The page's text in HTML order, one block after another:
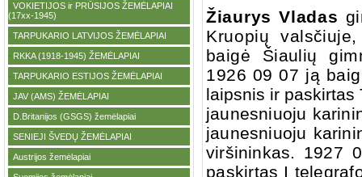
· VOKIETIJOS ir PRŪSIJOS ŽEMĖLAPIAI
(17xx-1945)
· TARPUKARIO LATVIJOS ŽEMĖLAPIAI
· RKKA (1918-1945) ŽEMĖLAPIAI
· TARPUKARIO ESTIJOS ŽEMĖLAPIAI
· JAV (AMS) ŽEMĖLAPIAI
· D.Britanijos (GSGS) žemėlapiai
· SENIEJI ŠVEDŲ ŽEMĖLAPIAI
· Austrijos žemėlapiai
Žiaurys Vladas
Kruo­pių
baigė Šiaulių
1926 09 07 ją
laipsnis ir paskirtas
jaunesniuoju
jaunesniuoju
viršininkas. 1927
paskirtas I telegra